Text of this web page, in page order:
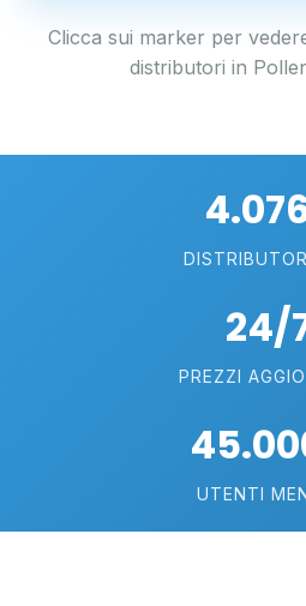
Clicca sui marker per
distributori in
24/
PREZZI
UTENTI